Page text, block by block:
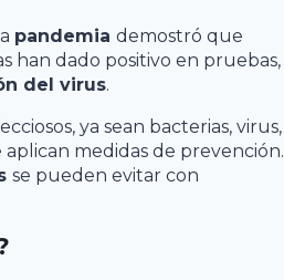
pandemia demostró que
han dado positivo en pruebas,
del virus.
ya sean bacterias, virus,
medidas de prevención.
se pueden evitar con